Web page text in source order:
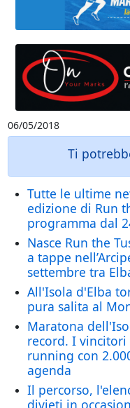
06/05/2018
Ti
Tutte le ultime
edizione di Run
programma dal
Nasce Run the
a tappe
settembre tra
All'Isola d'Elba
pura salita al
Maratona
record. I
running con
agenda
Il percorso,